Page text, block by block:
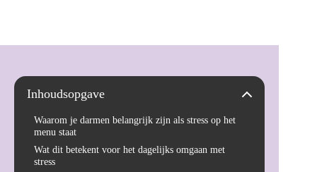
Inhoudsopgave
Waarom je darmen belangrijk zijn als stress op het
menu staat
Wat dit betekent voor het dagelijks omgaan met
stress